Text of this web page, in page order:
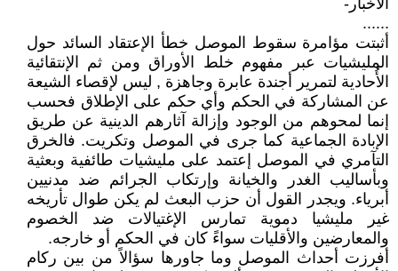
الأخبار-
......
أثبتت مؤامرة سقوط الموصل خطأ الإعتقاد السائد حول
المليشيات عبر مفهوم خلط الأوراق ومن ثم الإنتقائية
الأُحادية لتمرير أجندة عابرة وجاهزة , ليس لإقصاء الشيعة
عن المشاركة في الحكم وأي حكم على الإطلاق فحسب
إنما لمحوهم من الوجود وإزالة آثارهم الدينية عن طريق
الإبادة الجماعية كما جرى في الموصل وتكريت. فالخرق
التآمري في الموصل إعتمد على مليشيات طائفية وبعثية
وبأساليب الغدر والخيانة وإرتكاب الجرائم ضد مدنيين
أبرياء. ويجدر القول أن حزب البعث لم يكن طوال تأريخه
غير مليشيا دموية تمارس الإغتيالات ضد الخصوم
والمعارضين والأقليات سواءً كان في الحكم أو خارجه.
أفرزت أحداث الموصل وما جاورها سؤالاً من بين ركام